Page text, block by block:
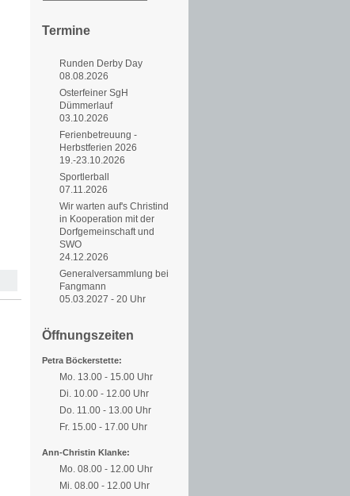
Termine
Runden Derby Day
08.08.2026
Osterfeiner SgH
Dümmerlauf
03.10.2026
Ferienbetreuung -
Herbstferien 2026
19.-23.10.2026
Sportlerball
07.11.2026
Wir warten auf's Christind
in Kooperation mit der
Dorfgemeinschaft und
SWO
24.12.2026
Generalversammlung bei
Fangmann
05.03.2027 - 20 Uhr
Öffnungszeiten
Petra Böckerstette:
Mo. 13.00 - 15.00 Uhr
Di. 10.00 - 12.00 Uhr
Do. 11.00 - 13.00 Uhr
Fr. 15.00 - 17.00 Uhr
Ann-Christin Klanke:
Mo. 08.00 - 12.00 Uhr
Mi. 08.00 - 12.00 Uhr